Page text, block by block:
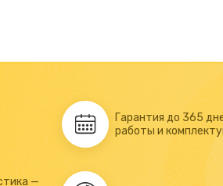
Гарантия до 365
работы и
—